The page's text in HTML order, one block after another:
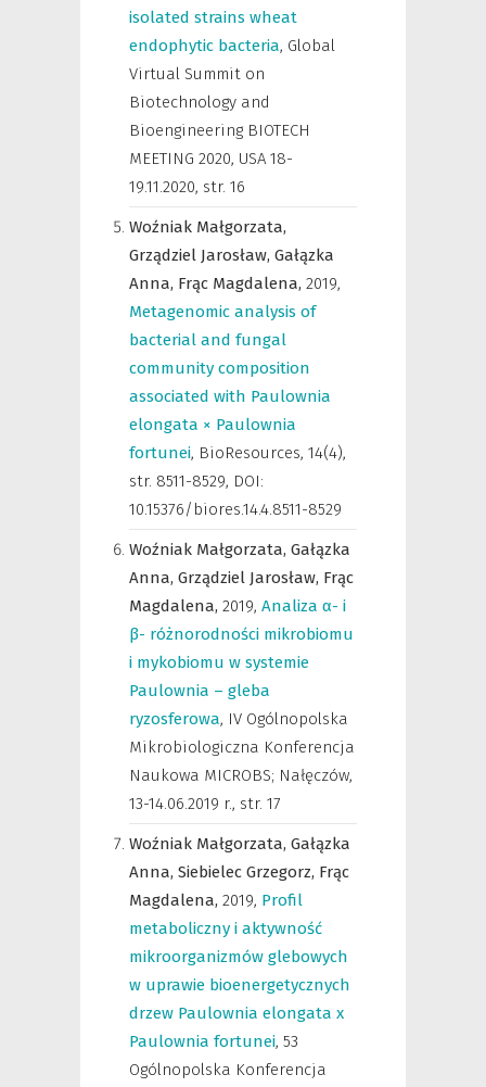
isolated strains wheat
endophytic bacteria, Global
Virtual Summit on
Biotechnology and
Bioengineering BIOTECH
MEETING 2020, USA 18-
19.11.2020, str. 16
Woźniak Małgorzata,
Grządziel Jarosław, Gałązka
Anna, Frąc Magdalena, 2019,
Metagenomic analysis of
bacterial and fungal
community composition
associated with Paulownia
elongata × Paulownia
fortunei, BioResources, 14(4),
str. 8511-8529, DOI:
10.15376/biores.14.4.8511-8529
Woźniak Małgorzata, Gałązka
Anna, Grządziel Jarosław, Frąc
Magdalena, 2019, Analiza α- i
β- różnorodności mikrobiomu
i mykobiomu w systemie
Paulownia – gleba
ryzosferowa, IV Ogólnopolska
Mikrobiologiczna Konferencja
Naukowa MICROBS; Nałęczów,
13-14.06.2019 r., str. 17
Woźniak Małgorzata, Gałązka
Anna, Siebielec Grzegorz, Frąc
Magdalena, 2019, Profil
metaboliczny i aktywność
mikroorganizmów glebowych
w uprawie bioenergetycznych
drzew Paulownia elongata x
Paulownia fortunei, 53
Ogólnopolska Konferencja